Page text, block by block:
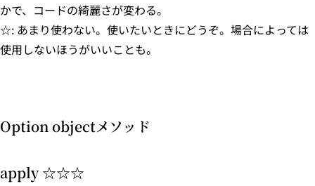
かで、コードの綺麗さが変わる。
☆: あまり使わない。使いたいときにどうぞ。場合によっては
使用しないほうがいいことも。
Option objectメソッド
apply ☆☆☆